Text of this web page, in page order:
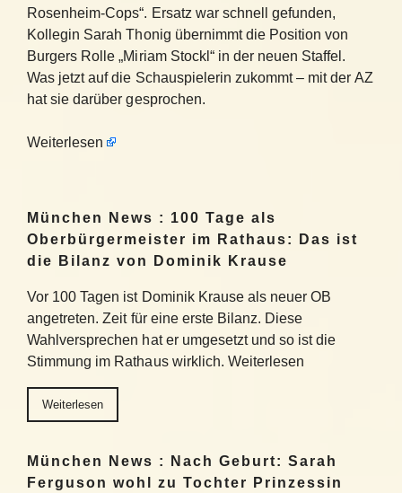
Rosenheim-Cops“. Ersatz war schnell gefunden,
Kollegin Sarah Thonig übernimmt die Position von
Burgers Rolle „Miriam Stockl“ in der neuen Staffel.
Was jetzt auf die Schauspielerin zukommt – mit der AZ
hat sie darüber gesprochen.
Weiterlesen
München News : 100 Tage als
Oberbürgermeister im Rathaus: Das ist
die Bilanz von Dominik Krause
Vor 100 Tagen ist Dominik Krause als neuer OB
angetreten. Zeit für eine erste Bilanz. Diese
Wahlversprechen hat er umgesetzt und so ist die
Stimmung im Rathaus wirklich. Weiterlesen
Weiterlesen
München News : Nach Geburt: Sarah
Ferguson wohl zu Tochter Prinzessin